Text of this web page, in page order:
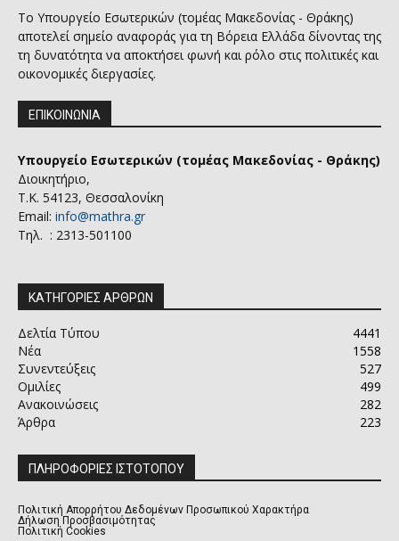
Το Υπουργείο Εσωτερικών (τομέας Μακεδονίας - Θράκης)
αποτελεί σημείο αναφοράς για τη Βόρεια Ελλάδα δίνοντας της
τη δυνατότητα να αποκτήσει φωνή και ρόλο στις πολιτικές και
οικονομικές διεργασίες.
ΕΠΙΚΟΙΝΩΝΙΑ
Υπουργείο Εσωτερικών (τομέας Μακεδονίας - Θράκης)
Διοικητήριο,
Τ.Κ. 54123, Θεσσαλονίκη
Email: info@mathra.gr
Τηλ. : 2313-501100
ΚΑΤΗΓΟΡΙΕΣ ΑΡΘΡΩΝ
Δελτία Τύπου
4441
Νέα
1558
Συνεντεύξεις
527
Ομιλίες
499
Ανακοινώσεις
282
Άρθρα
223
ΠΛΗΡΟΦΟΡΙΕΣ ΙΣΤΟΤΟΠΟΥ
Πολιτική Απορρήτου Δεδομένων Προσωπικού Χαρακτήρα
Δήλωση Προσβασιμότητας
Πολιτική Cookies